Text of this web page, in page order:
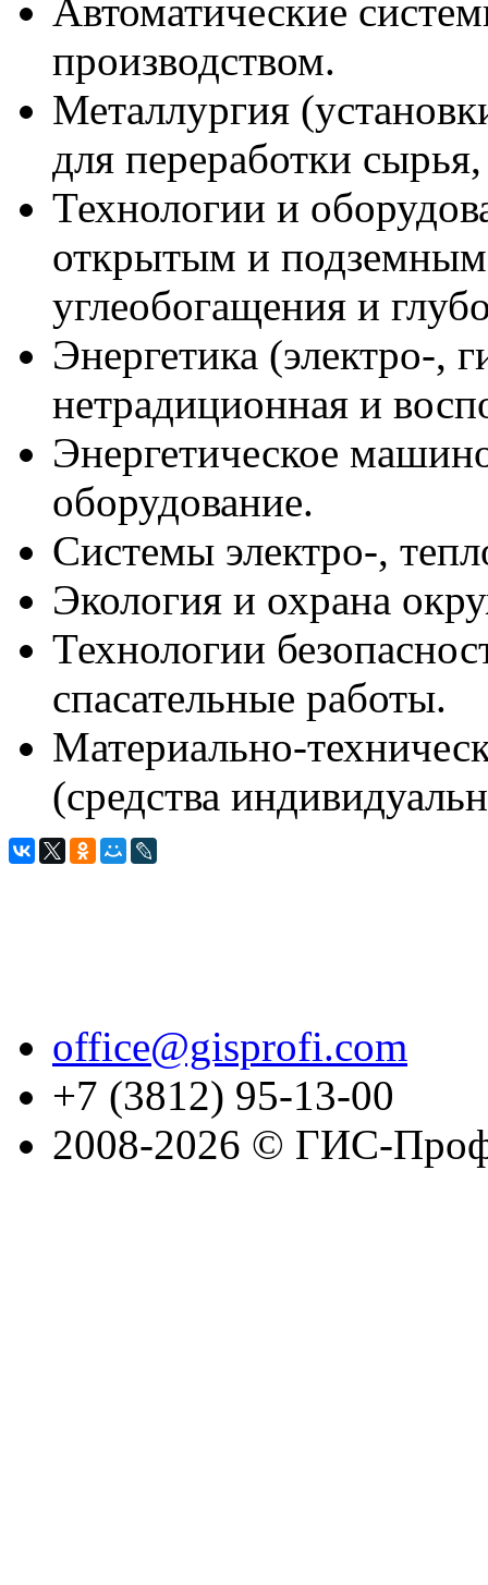
Автоматические
производством.
Металлургия
для переработки
Технологии и
открытым и
углеобогащения и
Энергетика (электро-,
нетрадиционная и
Энергетическое
оборудование.
Системы электро-,
Экология и охрана
Технологии
спасательные работы.
Материально-
(средства
office@gisprofi.com
+7 (3812) 95-13-00
2008-2026 © ГИС-